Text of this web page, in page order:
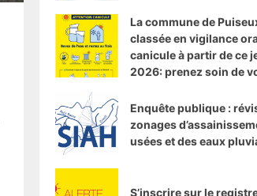
La commune de
classée en vigilance
canicule à partir de ce
2026: prenez soin de
Enquête publique :
zonages
usées et des eaux
S’inscrire sur le